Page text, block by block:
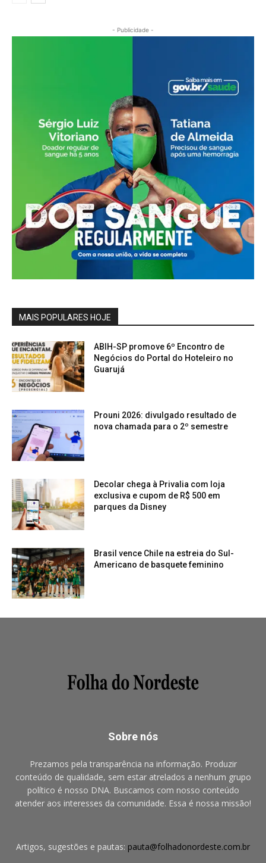
- Publicidade -
MAIS POPULARES HOJE
ABIH-SP promove 6º Encontro de
Negócios do Portal do Hoteleiro no
Guarujá
Prouni 2026: divulgado resultado de
nova chamada para o 2º semestre
Decolar chega à Privalia com loja
exclusiva e cupom de R$ 500 em
parques da Disney
Brasil vence Chile na estreia do Sul-
Americano de basquete feminino
Sobre nós
Prezamos pela transparência na informação. Produzir
conteúdo de qualidade, sem estar atrelados a nenhum grupo
político é nosso DNA. Buscamos com nosso conteúdo
atender aos interesses da comunidade. Essa é nossa missão!
Artigos, sugestões e pautas: pauta@folhadonordeste.com.br